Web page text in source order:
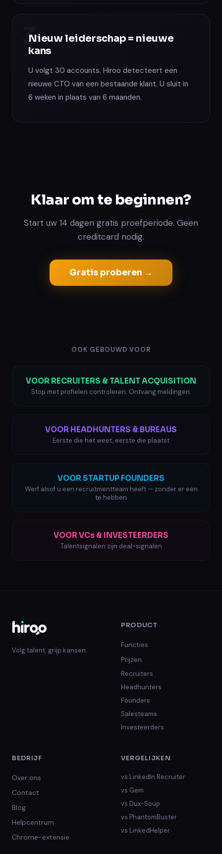
3
Nieuw leiderschap = nieuwe
kans
U volgt 30 accounts. Hiroo detecteert een
nieuwe CTO van een bestaande klant. U sluit in
6 weken in plaats van 6 maanden.
Klaar om te beginnen?
Start uw 14 dagen gratis proefperiode. Geen
creditcard nodig.
Gratis proberen →
OOK GEBOUWD VOOR
VOOR RECRUITERS & TALENT ACQUISITION
Stop met profielen controleren. Ontvang meldingen.
VOOR HEADHUNTERS & BUREAUS
Eerste die het weet, eerste die plaatst
VOOR STARTUP FOUNDERS
Werf alsof u een recruitmentteam heeft — zonder er een
te hebben
VOOR VCs & INVESTEERDERS
Talentsignalen zijn deal-signalen
Volg talent, grijp kansen.
PRODUCT
Functies
Prijzen
Recruiters
Headhunters
Founders
Salesteams
Investeerders
BEDRIJF
Over ons
Contact
Blog
Helpcentrum
Chrome-extensie
VERGELIJKEN
vs LinkedIn Recruiter
vs Gem
vs Dux-Soup
vs PhantomBuster
vs LinkedHelper